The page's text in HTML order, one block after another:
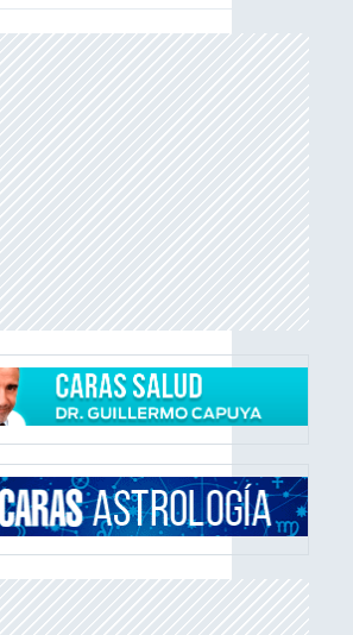
MARTITA FORT Artista